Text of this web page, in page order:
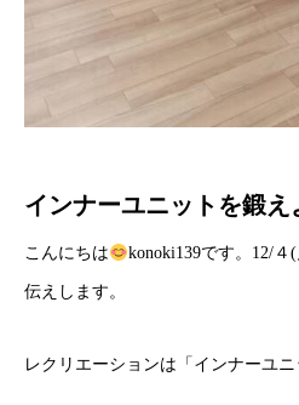
インナーユニットを鍛え
こんにちは konoki139です。12/
伝えします。
レクリエーションは「インナーユ